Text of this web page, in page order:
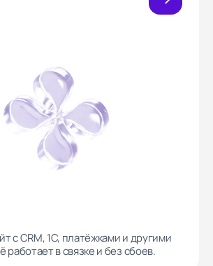
с CRM, 1С, платёжками и другими
работает в связке и без сбоев.